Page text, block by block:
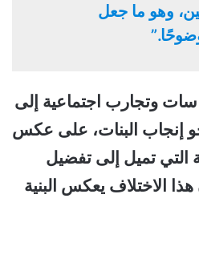
وهو ما جعل
وتجارب اجتماعية إلى
إنجاب البنات، على عكس
التي تميل إلى تفضيل
الاختلاف يعكس البنية